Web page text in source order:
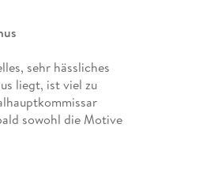
sehr hässliches
liegt, ist viel zu
sowohl die Motive